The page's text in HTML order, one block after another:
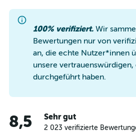
100% verifiziert. Wir
Bewertungen nur von
an, die echte Nutzer*innen
unsere
durchgeführt haben.
8,5 Sehr gut
2 023 verifizierte